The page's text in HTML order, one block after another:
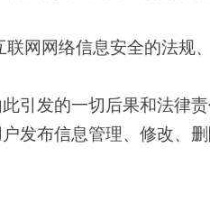
网网络信息安全的法规、
发的一切后果和法律责
布信息管理、修改、删